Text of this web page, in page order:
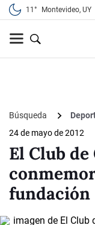
11° Montevideo, UY
Búsqueda
24 de mayo de 2012
El Club
fundación